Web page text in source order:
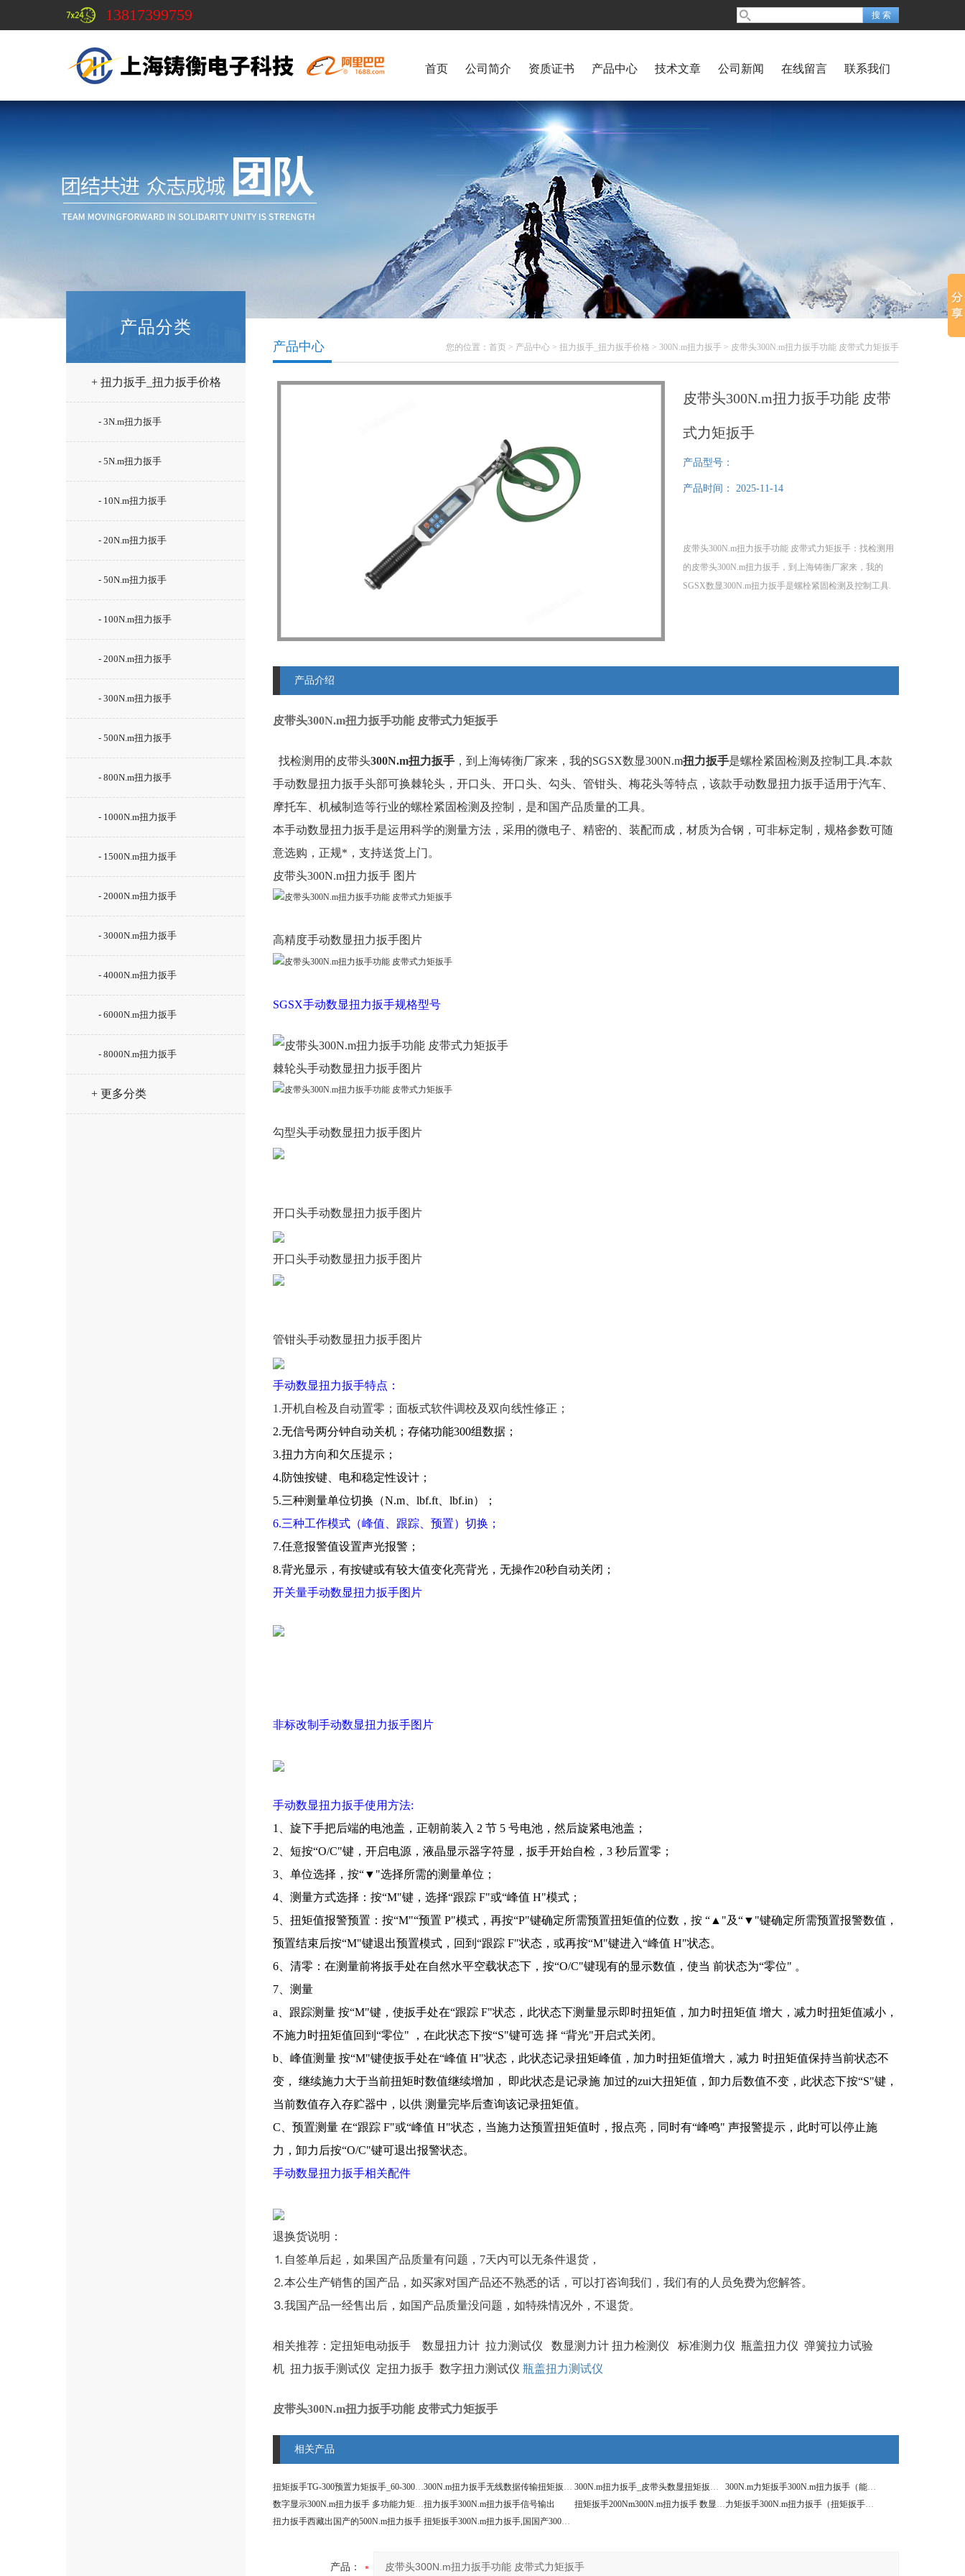
13817399759
首页 公司简介 资质证书 产品中心 技术文章 公司新闻 在线留言 联系我们
产品分类
+ 扭力扳手_扭力扳手价格
- 3N.m扭力扳手
- 5N.m扭力扳手
- 10N.m扭力扳手
- 20N.m扭力扳手
- 50N.m扭力扳手
- 100N.m扭力扳手
- 200N.m扭力扳手
- 300N.m扭力扳手
- 500N.m扭力扳手
- 800N.m扭力扳手
- 1000N.m扭力扳手
- 1500N.m扭力扳手
- 2000N.m扭力扳手
- 3000N.m扭力扳手
- 4000N.m扭力扳手
- 6000N.m扭力扳手
- 8000N.m扭力扳手
+ 更多分类
您的位置： 首页 > 产品中心 > 扭力扳手_扭力扳手价格 > 300N.m扭力扳手 > 皮带头300N.m扭力扳手功能 皮带式力矩扳手
产品中心
皮带头300N.m扭力扳手功能 皮带
式力矩扳手
产品型号：
产品时间： 2025-11-14
皮带头300N.m扭力扳手功能 皮带式力矩扳手：找检测用
的皮带头300N.m扭力扳手​，到上海铸衡厂家来，我的
SGSX数显300N.m扭力扳手是螺栓紧固检测及控制工具.
产品介绍
皮带头300N.m扭力扳手功能 皮带式力矩扳手
找检测用的皮带头300N.m扭力扳手 ，到上海铸衡厂家来，我的SGSX数显300N.m扭力扳手是螺栓紧固检测及控制工具.本款
手动数显扭力扳手头部可换棘轮头，开口头、开口头、勾头、管钳头、梅花头等特点 ，该款手动数显扭力扳手适用于汽车、
摩托车、机械制造等行业的螺栓紧固检测及控制， 是和国产品质量的工具。
本手动数显扭力扳手是运用科学的测量方法，采用的微电子、精密的、装配而成，材质为合钢， 可非标定制，规格参数可随
意选购， 正规*，支持送货上门。
皮带头300N.m扭力扳手 图片
高精度手动数显扭力扳手图片
SGSX手动数显扭力扳手规格型号
棘轮头手动数显扭力扳手图片
勾型头手动数显扭力扳手图片
开口头手动数显扭力扳手图片
开口头手动数显扭力扳手图片
管钳头手动数显扭力扳手图片
手动数显扭力扳手特点：
1.开机自检及自动置零； 面板式软件调校及双向线性修正；
2.无信号两分钟自动关机；存储功能300组数据；
3.扭力方向和欠压提示；
4.防蚀按键、电和稳定性设计；
5.三种测量单位切换（N.m lbf.ft lbf.in）；
6.三种工作模式（峰值、跟踪、预置）切换；
7.任意报警值设置声光报警；
8.背光显示，有按键或有较大值变化亮背光，无操作20秒自动关闭；
开关量手动数显扭力扳手图片
非标改制手动数显扭力扳手图片
手动数显扭力扳手使用方法:
1、旋下手把后端的电池盖，正朝前装入 2 节 5 号电池，然后旋紧电池盖；
2、短按“O/C"键，开启电源，液晶显示器字符显，扳手开始自检， 3 秒后置零；
3、单位选择，按“▼"选择所需的测量单位；
4、测量方式选择：按“M"键，选择“跟踪 F"或“峰值 H"模式；
5、扭矩值报警预置：按“M"“预置 P"模式，再按“P"键确定所需预置扭矩值的位数，按 “▲"及“▼"键确定所需预置报警数值，
预置结束后按“M"键退出预置模式，回到“跟踪 F"状态，或再按“M"键进入“峰值 H"状态。
6、清零：在测量前将扳手处在自然水平空载状态下，按“O/C"键现有的显示数值，使当 前状态为“零位" 。
7、测量
a、跟踪测量 按“M"键，使扳手处在“跟踪 F"状态，此状态下测量显示即时扭矩值，加力时扭矩值 增大，减力时扭矩值减小，
不施力时扭矩值回到“零位" ，在此状态下按“S"键可选 择 “背光"开启式关闭。
b、峰值测量 按“M"键使扳手处在“峰值 H"状态，此状态记录扭矩峰值，加力时扭矩值增大，减力 时扭矩值保持当前状态不
变， 继续施力大于当前扭矩时数值继续增加， 即此状态是记录施 加过的zui大扭矩值，卸力后数值不变，此状态下按“S"键，
当前数值存入存贮器中，以供 测量完毕后查询该记录扭矩值。
C、预置测量 在“跟踪 F"或“峰值 H"状态，当施力达预置扭矩值时，报点亮，同时有“峰鸣" 声报警提示，此时可以停止施
力，卸力后按“O/C"键可退出报警状态。
手动数显扭力扳手相关配件
退换货说明：
⒈自签单后起，如果国产品质量有问题，7天内可以无条件退货，
⒉本公生产销售的国产品，如买家对国产品还不熟悉的话，可以打咨询我们，我们有的人员免费为您解答。
⒊我国产品一经售出后，如国产品质量没问题，如特殊情况外，不退货。
相关推荐： 定扭矩电动扳手 数显扭力计 拉力测试仪 数显测力计 扭力检测仪 标准测力仪 瓶盖扭力仪 弹簧拉力试验
机 扭力扳手测试仪 定扭力扳手 数字扭力测试仪 瓶盖扭力测试仪
皮带头300N.m扭力扳手功能 皮带式力矩扳手
相关产品
扭矩扳手TG-300预置力矩扳手_60-300N.m预置扭力扳手 300N.m扭力扳手无线数据传输扭矩扳手储存 300N.m扭力扳手_皮带头数显扭矩扳手批发
300N.m力矩扳手300N.m扭力扳手（能显示数据的） 扭矩扳手
数字显示300N.m扭力扳手 多功能力矩扳手扭力扳手300N.m扭力扳手信号输出 扭矩扳手200Nm300N.m扭力扳手 数显可调力矩工具
力矩扳手300N.m扭力扳手（扭矩扳手）数显式预置式
扭力扳手西藏出国产的500N.m扭力扳手
扭矩扳手300N.m扭力扳手,国国产300N.m扭力数显扳手
产品：